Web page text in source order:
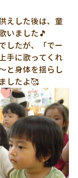
えした後は、童
いました🎵
したが、「でー
手に歌ってくれ
と身体を揺らし
したよ🥰